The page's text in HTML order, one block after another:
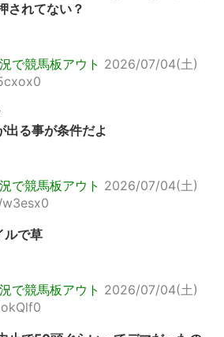
されてない？
で競馬板アウト 2026/07/04(土)
る事が条件だよ
で競馬板アウト 2026/07/04(土)
ルで草
で競馬板アウト 2026/07/04(土)